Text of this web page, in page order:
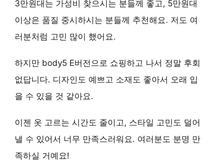
3만원대는 가성비 찾으시는 분들께 좋고, 5만원대
이상은 품질 중시하시는 분들께 추천해요. 저도 여
러분처럼 고민 많이 했어요.
하지만 body5 E버전 으로 쇼핑하고 나서 정말 후회
없답니다. 디자인도 예쁘고 소재도 좋아서 오래 입
을 수 있을 것 같아요.
이젠 옷 고르는 시간도 줄이고, 스타일 고민도 덜어
낼 수 있어서 너무 만족스러워요. 여러분도 분명 만
족하실 거예요!